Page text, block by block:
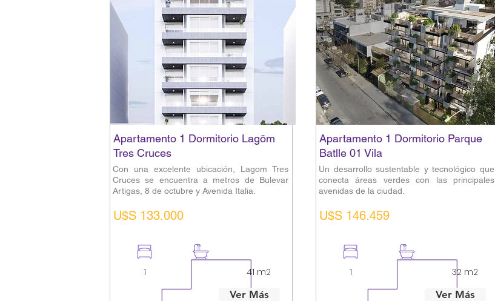
Apartamento 1 Dormitorio Lagöm
Tres Cruces
Con una excelente ubicación, Lagom Tres
Cruces se encuentra a metros de Bulevar
Artigas, 8 de octubre y Avenida Italia.
U$S 133.000
1
41 m2
Ver Más
Apartamento 1 Dormitorio Parque
Batlle 01 Vila
Un desarrollo sustentable y tecnológico que
conecta áreas verdes con las principales
avenidas de la ciudad.
U$S 146.459
1
32 m2
Ver Más